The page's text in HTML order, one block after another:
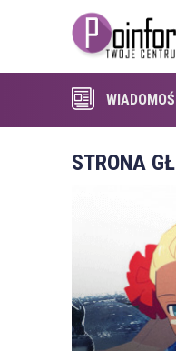
STRONA